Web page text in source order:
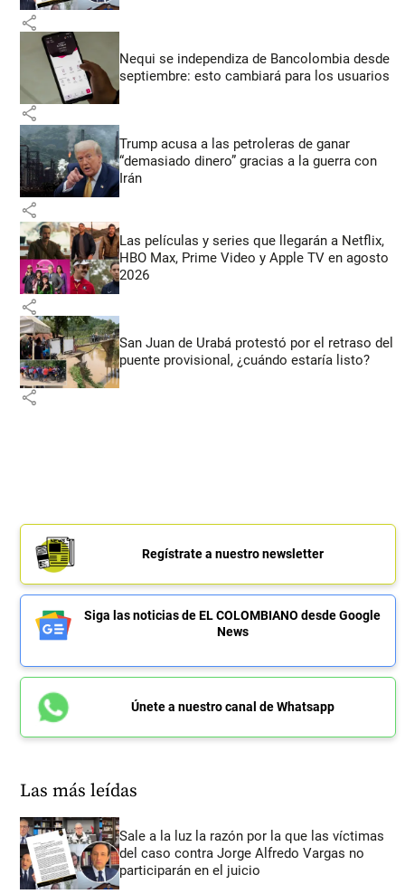
share
Nequi se independiza de Bancolombia desde
septiembre: esto cambiará para los usuarios
share
Trump acusa a las petroleras de ganar
“demasiado dinero” gracias a la guerra con
Irán
share
Las películas y series que llegarán a Netflix,
HBO Max, Prime Video y Apple TV en agosto
2026
share
San Juan de Urabá protestó por el retraso del
puente provisional, ¿cuándo estaría listo?
share
Regístrate a nuestro newsletter
Siga las noticias de EL COLOMBIANO desde Google
News
Únete a nuestro canal de Whatsapp
Las más leídas
Sale a la luz la razón por la que las víctimas
del caso contra Jorge Alfredo Vargas no
participarán en el juicio